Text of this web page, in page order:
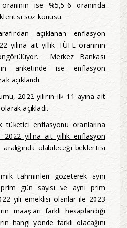
ise %5,5-6 oranında
söz konusu.
açıklanan enflasyon
yılına ait yıllık TÜFE oranının
Merkez Bankası
anketinde ise enflasyon
açıklandı.
2022 yılının ilk 11 ayına ait
açıkladı.
tüketici enflasyonu oranlarına
2022 yılına ait yıllık enflasyon
aralığında olabileceği beklentisi
tahminleri gözeterek aynı
gün sayısı ve aynı prim
yılı emeklisi olanlar ile 2023
maaşları farklı hesaplandığı
hangi yönde farklı olacağını